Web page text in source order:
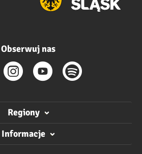
Obserwuj nas
Regiony
Informacje